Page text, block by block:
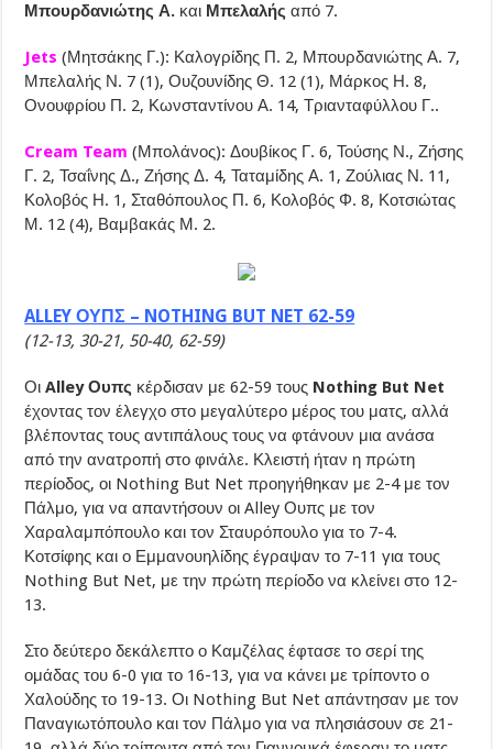
Μπουρδανιώτης Α. και Μπελαλήςαπό 7.
Jets(Μητσάκης Γ.): Καλογρίδης Π. 2, Μπουρδανιώτης Α. 7,
Μπελαλής Ν. 7 (1), Ουζουνίδης Θ. 12 (1), Μάρκος Η. 8,
Ονουφρίου Π. 2, Κωνσταντίνου Α. 14, Τριανταφύλλου Γ..
Cream Team(Μπολάνος): Δουβίκος Γ. 6, Τούσης Ν., Ζήσης
Γ. 2, Τσαΐνης Δ., Ζήσης Δ. 4, Ταταμίδης Α. 1, Ζούλιας Ν. 11,
Κολοβός Η. 1, Σταθόπουλος Π. 6, Κολοβός Φ. 8, Κοτσιώτας
Μ. 12 (4), Βαμβακάς Μ. 2.
ALLEY ΟΥΠΣ – NOTHING BUT NET 62-59
(12-13, 30-21, 50-40, 62-59)
ΟιAlley Ουπς κέρδισαν με 62-59 τους Nothing But Net
έχοντας τον έλεγχο στο μεγαλύτερο μέρος του ματς, αλλά
βλέποντας τους αντιπάλους τους να φτάνουν μια ανάσα
από την ανατροπή στο φινάλε. Κλειστή ήταν η πρώτη
περίοδος, οι Nothing But Net προηγήθηκαν με 2-4 με τον
Πάλμο, για να απαντήσουν οι Alley Ουπς με τον
Χαραλαμπόπουλο και τον Σταυρόπουλο για το 7-4.
Κοτσίφης και ο Εμμανουηλίδης έγραψαν το 7-11 για τους
Nothing But Net, με την πρώτη περίοδο να κλείνει στο 12-
13.
Στο δεύτερο δεκάλεπτο ο Καμζέλας έφτασε το σερί της
ομάδας του 6-0 για το 16-13, για να κάνει με τρίποντο ο
Χαλούδης το 19-13. Οι Nothing But Net απάντησαν με τον
Παναγιωτόπουλο και τον Πάλμο για να πλησιάσουν σε 21-